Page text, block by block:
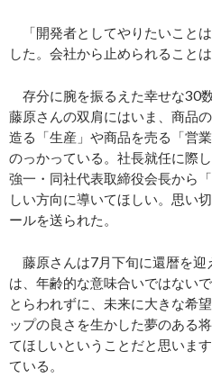
「開発者としてやりたいこと
した。会社から止められること
存分に腕を振るえた幸せな30
藤原さんの双肩にはいま、商品
造る「生産」や商品を売る「営
のっかっている。社長就任に際
強一・同社代表取締役会長から
しい方向に導いてほしい。思い
ールを送られた。
藤原さんは7月下旬に還暦を迎
は、年齢的な意味合いではない
とらわれずに、未来に大きな希
ップの良さを生かした夢のある
てほしいということだと思いま
ている。